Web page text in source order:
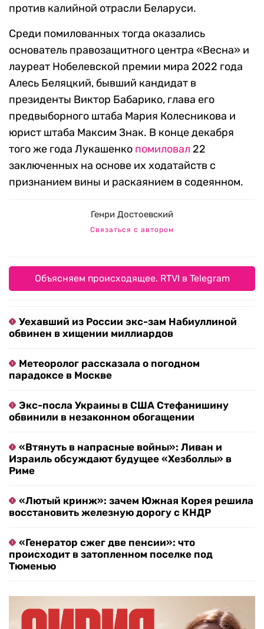
против калийной отрасли Беларуси.
Среди помилованных тогда оказались
основатель правозащитного центра «Весна» и
лауреат Нобелевской премии мира 2022 года
Алесь Беляцкий, бывший кандидат в
президенты Виктор Бабарико, глава его
предвыборного штаба Мария Колесникова и
юрист штаба Максим Знак. В конце декабря
того же года Лукашенко помиловал 22
заключенных на основе их ходатайств с
признанием вины и раскаянием в содеянном.
Генри Достоевский
Связаться с автором
Объясняем происходящее. RTVI в Telegram
Уехавший из России экс-зам Набиуллиной
обвинен в хищении миллиардов
Метеоролог рассказала о погодном
парадоксе в Москве
Экс-посла Украины в США Стефанишину
обвинили в незаконном обогащении
«Втянуть в напрасные войны»: Ливан и
Израиль обсуждают будущее «Хезболлы» в
Риме
«Лютый кринж»: зачем Южная Корея решила
восстановить железную дорогу с КНДР
«Генератор сжег две пенсии»: что
происходит в затопленном поселке под
Тюменью